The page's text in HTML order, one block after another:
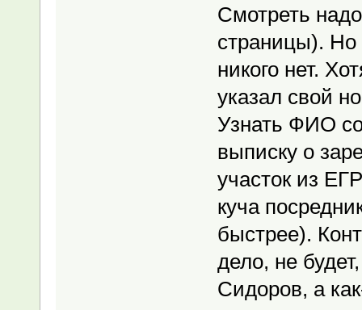
Смотреть
страницы). Но
никого нет.
указал свой
Узнать ФИО
выписку о
участок из
куча
быстрее).
дело, не
Сидоров, а